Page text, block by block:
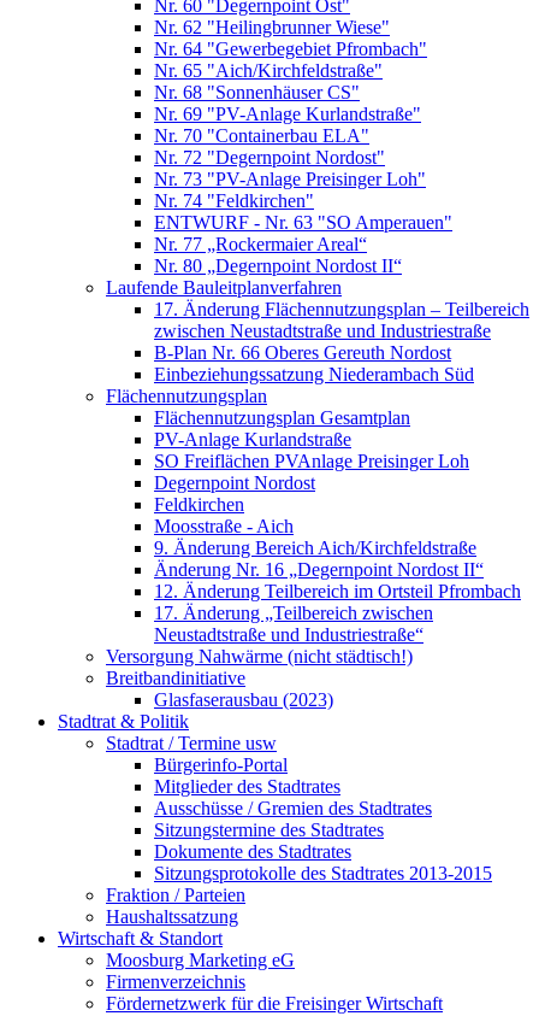
Nr. 60 "Degernpoint Ost"
Nr. 62 "Heilingbrunner Wiese"
Nr. 64 "Gewerbegebiet Pfrombach"
Nr. 65 "Aich/Kirchfeldstraße"
Nr. 68 "Sonnenhäuser CS"
Nr. 69 "PV-Anlage Kurlandstraße"
Nr. 70 "Containerbau ELA"
Nr. 72 "Degernpoint Nordost"
Nr. 73 "PV-Anlage Preisinger Loh"
Nr. 74 "Feldkirchen"
ENTWURF - Nr. 63 "SO Amperauen"
Nr. 77 „Rockermaier Areal“
Nr. 80 „Degernpoint Nordost II“
Laufende Bauleitplanverfahren
17. Änderung Flächennutzungsplan – Teilbereich
zwischen Neustadtstraße und Industriestraße
B-Plan Nr. 66 Oberes Gereuth Nordost
Einbeziehungssatzung Niederambach Süd
Flächennutzungsplan
Flächennutzungsplan Gesamtplan
PV-Anlage Kurlandstraße
SO Freiflächen PV­Anlage Preisinger Loh
Degernpoint Nordost
Feldkirchen
Moosstraße - Aich
9. Änderung Bereich Aich/Kirchfeldstraße
Änderung Nr. 16 „Degernpoint Nordost II“
12. Änderung Teilbereich im Ortsteil Pfrombach
17. Änderung „Teilbereich zwischen
Neustadtstraße und Industriestraße“
Versorgung Nahwärme (nicht städtisch!)
Breitbandinitiative
Glasfaserausbau (2023)
Stadtrat & Politik
Stadtrat / Termine usw
Bürgerinfo-Portal
Mitglieder des Stadtrates
Ausschüsse / Gremien des Stadtrates
Sitzungstermine des Stadtrates
Dokumente des Stadtrates
Sitzungsprotokolle des Stadtrates 2013-2015
Fraktion / Parteien
Haushaltssatzung
Wirtschaft & Standort
Moosburg Marketing eG
Firmenverzeichnis
Fördernetzwerk für die Freisinger Wirtschaft